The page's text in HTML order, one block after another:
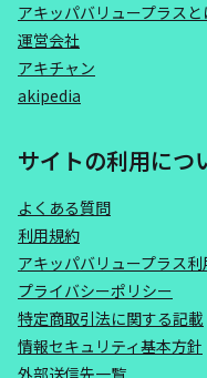
アキッパバリュープラスと
運営会社
アキチャン
akipedia
サイトの利用につ
よくある質問
利用規約
アキッパバリュープラス
プライバシーポリシー
特定商取引法に関する記載
情報セキュリティ基本方針